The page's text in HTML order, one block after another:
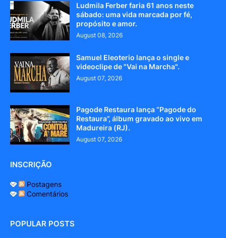
Ludmila Ferber faria 61 anos neste
sábado: uma vida marcada por fé,
propósito e amor.
August 08, 2026
Samuel Eleoterio lança o single e
videoclipe de "Vai na Marcha".
August 07, 2026
Pagode Restaura lança “Pagode do
Restaura”, álbum gravado ao vivo em
Madureira (RJ).
August 07, 2026
INSCRIÇÃO
Postagens
Comentários
POPULAR POSTS